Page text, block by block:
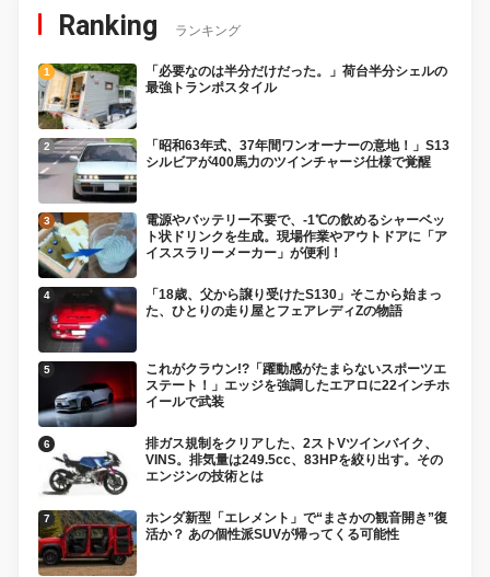
Ranking ランキング
「必要なのは半分だけだった。」荷台半分シェルの
最強トランポスタイル
「昭和63年式、37年間ワンオーナーの意地！」S13
シルビアが400馬力のツインチャージ仕様で覚醒
電源やバッテリー不要で、-1℃の飲めるシャーベッ
ト状ドリンクを生成。現場作業やアウトドアに「ア
イススラリーメーカー」が便利！
「18歳、父から譲り受けたS130」そこから始まっ
た、ひとりの走り屋とフェアレディZの物語
これがクラウン!?「躍動感がたまらないスポーツエ
ステート！」エッジを強調したエアロに22インチホ
イールで武装
排ガス規制をクリアした、2ストVツインバイク、
VINS。排気量は249.5cc、83HPを絞り出す。その
エンジンの技術とは
ホンダ新型「エレメント」で“まさかの観音開き”復
活か？ あの個性派SUVが帰ってくる可能性